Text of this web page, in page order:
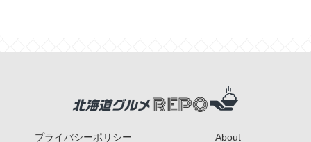
プライバシーポリシー About